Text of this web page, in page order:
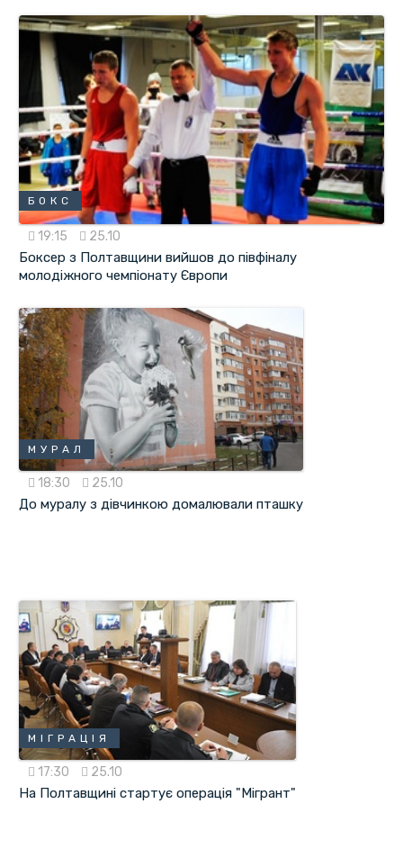
БОКС
19:15 25.10
Боксер з Полтавщини вийшов до півфіналу
молодіжного чемпіонату Європи
МУРАЛ
18:30 25.10
До муралу з дівчинкою домалювали пташку
МІГРАЦІЯ
17:30 25.10
На Полтавщині стартує операція "Мігрант"